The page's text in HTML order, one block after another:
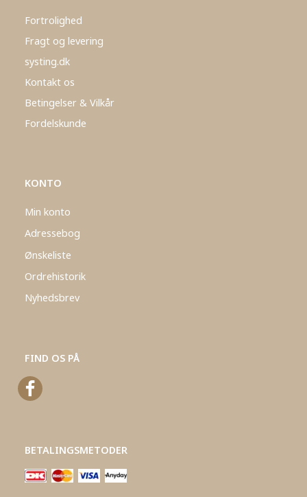
Fortrolighed
Fragt og levering
systing.dk
Kontakt os
Betingelser & Vilkår
Fordelskunde
KONTO
Min konto
Adressebog
Ønskeliste
Ordrehistorik
Nyhedsbrev
FIND OS PÅ
BETALINGSMETODER